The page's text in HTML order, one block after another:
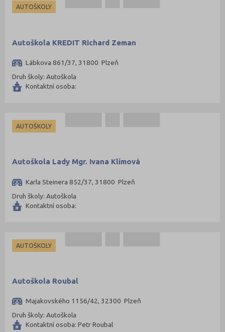
AUTOŠKOLY
Autoškola KREDIT Richard Zeman
Lábkova 861/37, 31800 Plzeň
Druh školy: Autoškola
Kontaktní osoba:
AUTOŠKOLY
Autoškola Lady Mgr. Ivana Klímová
Karla Steinera 852/37, 31800 Plzeň
Druh školy: Autoškola
Kontaktní osoba:
AUTOŠKOLY
Autoškola Roubal
Majakovského 1156/42, 32300 Plzeň
Druh školy: Autoškola
Kontaktní osoba: Petr Roubal